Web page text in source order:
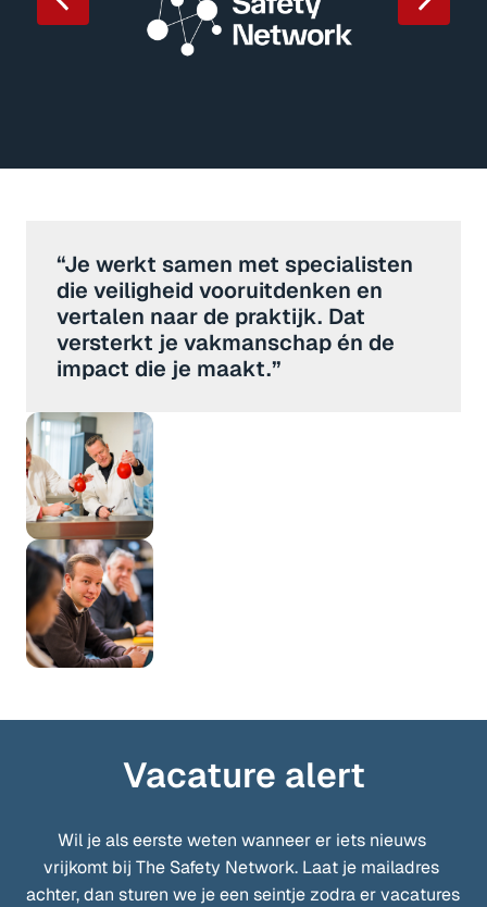
“Je werkt samen met specialisten
die veiligheid vooruitdenken en
vertalen naar de praktijk. Dat
versterkt je vakmanschap én de
impact die je maakt.”
Vacature alert
Wil je als eerste weten wanneer er iets nieuws
vrijkomt bij The Safety Network. Laat je mailadres
achter, dan sturen we je een seintje zodra er vacatures